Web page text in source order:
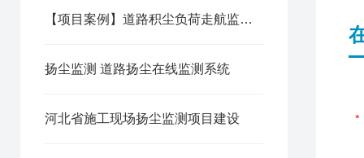
【项目案例】道路积尘负荷走航监测助力城市空气质量向好
扬尘监测 道路扬尘在线监测系统
河北省施工现场扬尘监测项目建设